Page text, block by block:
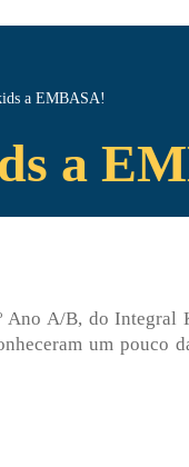
a EMBASA!
a
A/B, do Integral
um